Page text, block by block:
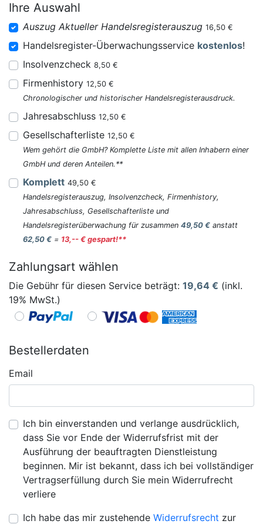
Ihre Auswahl
Auszug Aktueller Handelsregisterauszug 16,50 €
Handelsregister-Überwachungsservice kostenlos!
Insolvenzcheck 8,50 €
Firmenhistory 12,50 €
Chronologischer und historischer Handelsregisterausdruck.
Jahresabschluss 12,50 €
Gesellschafterliste 12,50 €
Wem gehört die GmbH? Komplette Liste mit allen Inhabern einer
GmbH und deren Anteilen.**
Komplett 49,50 €
Handelsregisterauszug, Insolvenzcheck, Firmenhistory,
Jahresabschluss, Gesellschafterliste und
Handelsregisterüberwachung für zusammen 49,50 € anstatt
62,50 € = 13,-- € gespart!**
Zahlungsart wählen
Die Gebühr für diesen Service beträgt: 19,64 € (inkl.
19% MwSt.)
Bestellerdaten
Email
Ich bin einverstanden und verlange ausdrücklich,
dass Sie vor Ende der Widerrufsfrist mit der
Ausführung der beauftragten Dienstleistung
beginnen. Mir ist bekannt, dass ich bei vollständiger
Vertragserfüllung durch Sie mein Widerrufrecht
verliere
Ich habe das mir zustehende Widerrufsrecht zur